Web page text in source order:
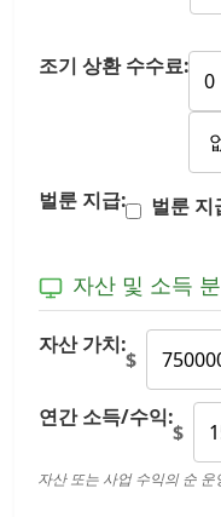
조기 상환 수수료:
벌룬 지급: 벌룬 지
자산 및 소득
자산 가치:
$
연간 소득/수익:
$
자산 또는 사업 수익의 순 운